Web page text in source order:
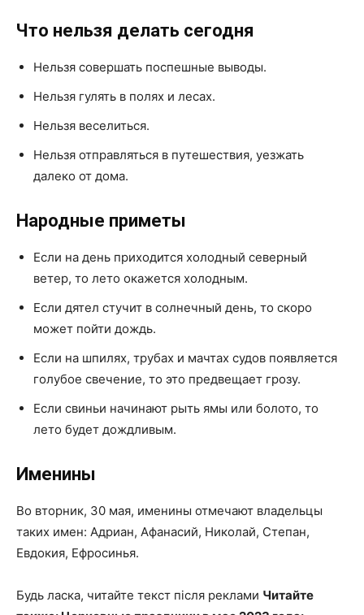
Что нельзя делать сегодня
Нельзя совершать поспешные выводы.
Нельзя гулять в полях и лесах.
Нельзя веселиться.
Нельзя отправляться в путешествия, уезжать
далеко от дома.
Народные приметы
Если на день приходится холодный северный
ветер, то лето окажется холодным.
Если дятел стучит в солнечный день, то скоро
может пойти дождь.
Если на шпилях, трубах и мачтах судов появляется
голубое свечение, то это предвещает грозу.
Если свиньи начинают рыть ямы или болото, то
лето будет дождливым.
Именины
Во вторник, 30 мая, именины отмечают владельцы
таких имен: Адриан, Афанасий, Николай, Степан,
Евдокия, Ефросинья.
Будь ласка, читайте текст після реклами Читайте